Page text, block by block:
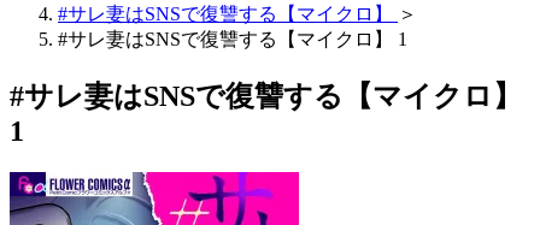
#サレ妻はSNSで復讐する【マイクロ】
＞
#サレ妻はSNSで復讐する【マイクロ】 1
#サレ妻はSNSで復讐する【マイクロ】
1